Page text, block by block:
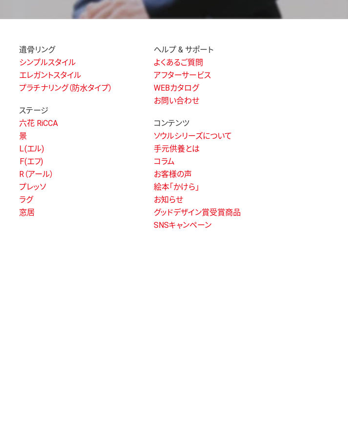
遺骨リング
シンプルスタイル
エレガントスタイル
プラチナリング（防水タイプ）
ステージ
六花 RiCCA
景
Ｌ(エル)
Ｆ(エフ)
R（アール）
プレッソ
ラグ
窓居
ヘルプ & サポート
よくあるご質問
アフターサービス
WEBカタログ
お問い合わせ
コンテンツ
ソウルシリーズについて
手元供養とは
コラム
お客様の声
絵本「かけら」
お知らせ
グッドデザイン賞受賞商品
SNSキャンペーン